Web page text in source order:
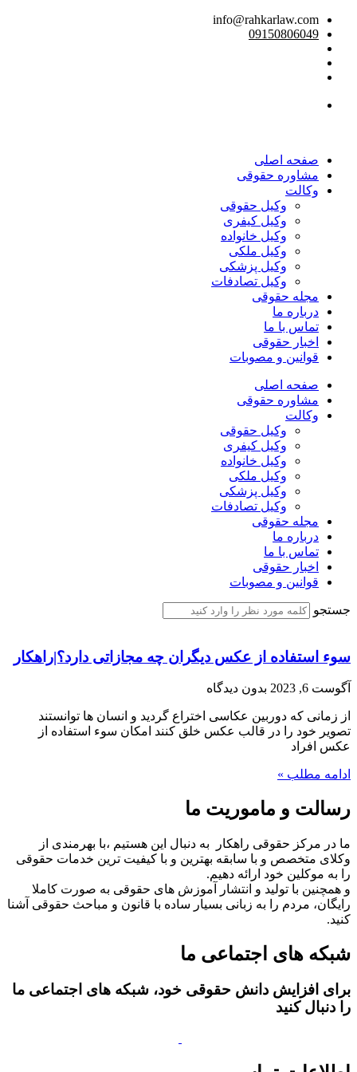
info@rahkarlaw.com
09150806049
صفحه اصلی
مشاوره حقوقی
وکالت
وکیل حقوقی
وکیل کیفری
وکیل خانواده
وکیل ملکی
وکیل پزشکی
وکیل تصادفات
مجله حقوقی
درباره ما
تماس با ما
اخبار حقوقی
قوانین و مصوبات
صفحه اصلی
مشاوره حقوقی
وکالت
وکیل حقوقی
وکیل کیفری
وکیل خانواده
وکیل ملکی
وکیل پزشکی
وکیل تصادفات
مجله حقوقی
درباره ما
تماس با ما
اخبار حقوقی
قوانین و مصوبات
جستجو
سوء استفاده از عکس دیگران چه مجازاتی دارد؟|راهکار
آگوست 6, 2023 بدون دیدگاه
از زمانی که دوربین عکاسی اختراع گردید و انسان ها توانستند
تصویر خود را در قالب عکس خلق کنند امکان سوء استفاده از
عکس افراد
ادامه مطلب »
رسالت و ماموریت ما
ما در مرکز حقوقی راهکار به دنبال این هستیم ،با بهرمندی از
وکلای متخصص و با سابقه بهترین و با کیفیت ترین خدمات حقوقی
را به موکلین خود ارائه دهیم.
و همچنین با تولید و انتشار آموزش های حقوقی به صورت کاملا
رایگان، مردم را به زبانی بسیار ساده با قانون و مباحث حقوقی آشنا
کنید.
شبکه های اجتماعی ما
برای افزایش دانش حقوقی خود، شبکه های اجتماعی ما
را دنبال کنید